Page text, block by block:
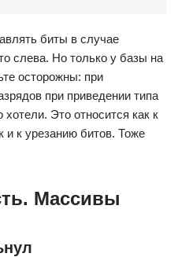
биты в случае
слева. Но только у базы на
осторожны: при
при приведении типа
Это относится как к
и к урезанию битов. Тоже
Массивы